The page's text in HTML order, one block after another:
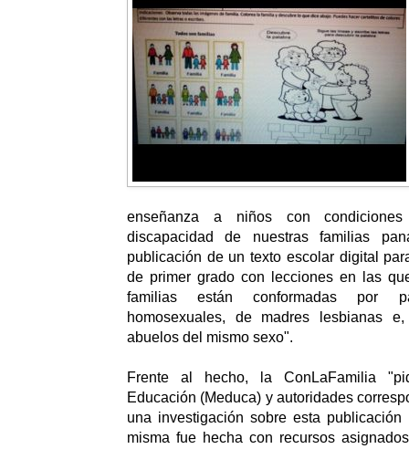
enseñanza a niños con
discapacidad de nuestras familias
publicación de un texto escolar digital
de primer grado con lecciones en las
familias están conformadas por
homosexuales, de madres lesbianas
abuelos del mismo sexo".
Frente al hecho, la ConLaFamilia
Educación (Meduca) y autoridades
una investigación sobre esta
misma fue hecha con recursos